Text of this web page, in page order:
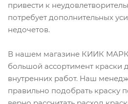
привести к
потребует дополнительных
недочетов.
В нашем магазине КИИК
большой ассортимент краски
внутренних работ. Наш
правильно подобрать краску